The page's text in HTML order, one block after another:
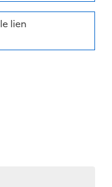
lien